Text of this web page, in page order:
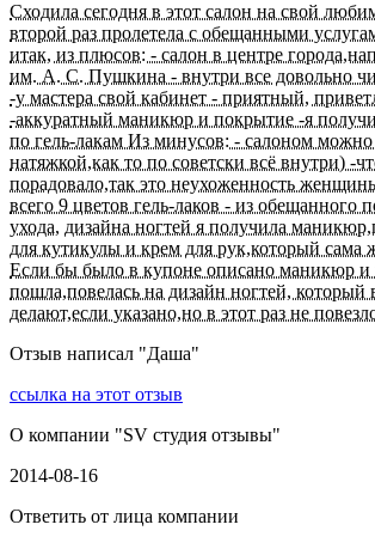
Сходила сегодня в этот салон на свой
второй раз пролетела с обещанными
итак, из плюсов: - салон в центре
им. А. С. Пушкина - внутри все довольно
-у мастера свой кабинет - приятный,
-аккуратный маникюр и покрытие -я
по гель-лакам Из минусов: - салоном можно
натяжкой,как то по советски всё внутри) -
порадовало,так это неухоженность
всего 9 цветов гель-лаков - из обещанного
ухода, дизайна ногтей я получила
для кутикулы и крем для рук,который сама
Если бы было в купоне описано маникюр и
пошла,повелась на дизайн ногтей, который
делают,если указано,но в этот раз не
Отзыв написал "Даша"
ссылка на этот отзыв
О компании "SV студия отзывы"
2014-08-16
Ответить от лица компании